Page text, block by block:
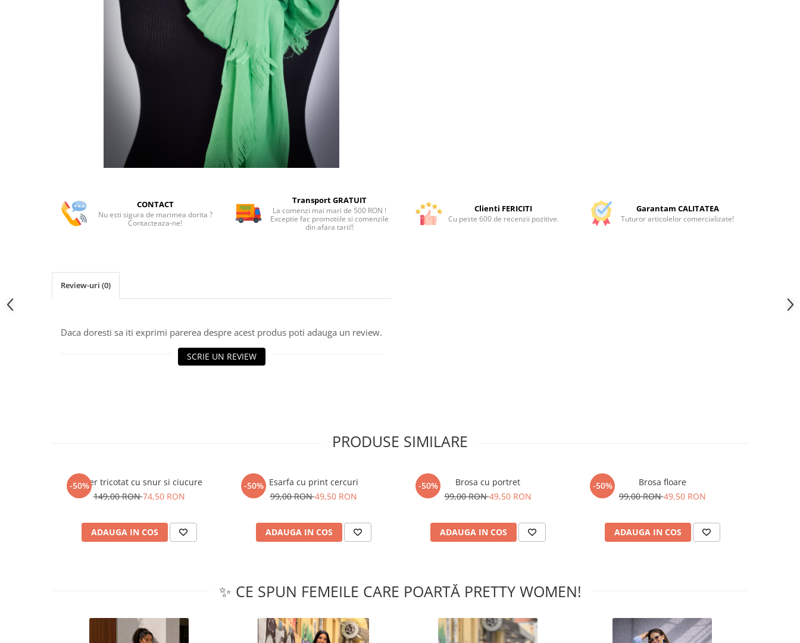
CONTACT
Nu esti sigura de marimea dorita ?
Contacteaza-ne!
Transport GRATUIT
La comenzi mai mari de 500 RON !
Exceptie fac promotiile si comenzile
din afara tarii!!
Clienti FERICITI
Cu peste 600 de recenzii pozitive.
Garantam CALITATEA
Tuturor articolelor comercializate!
Review-uri (0)
Daca doresti sa iti exprimi parerea despre acest produs poti adauga un review.
SCRIE UN REVIEW
PRODUSE SIMILARE
-50%
Guler tricotat cu snur si ciucure
149,00 RON74,50 RON
ADAUGA IN COS
-50% Esarfa cu print cercuri
99,00 RON49,50 RON
ADAUGA IN COS
-50%
Brosa cu portret
99,00 RON49,50 RON
ADAUGA IN COS
-50%
Brosa floare
99,00 RON49,50 RON
ADAUGA IN COS
✨ CE SPUN FEMEILE CARE POARTĂ PRETTY WOMEN!